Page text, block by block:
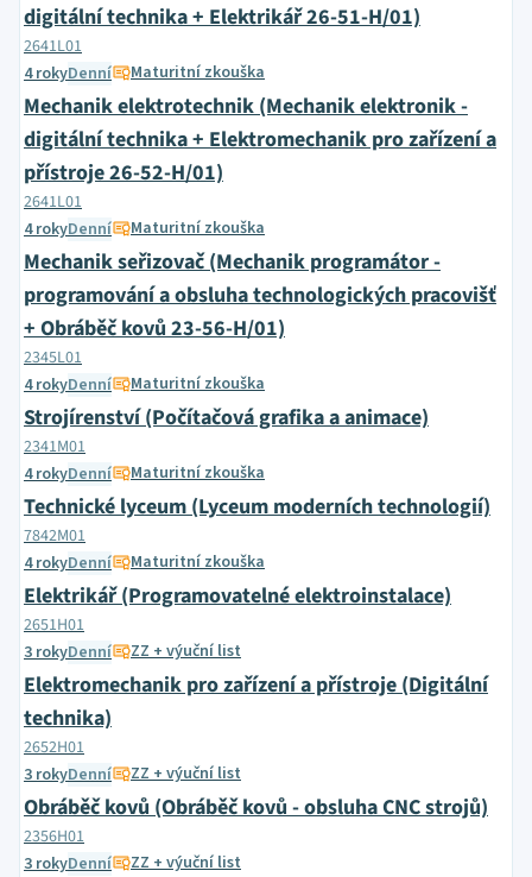
digitální technika + Elektrikář 26-51-H/01)
2641L01
4 rokyDenní Maturitní zkouška
Mechanik elektrotechnik (Mechanik elektronik -
digitální technika + Elektromechanik pro zařízení a
přístroje 26-52-H/01)
2641L01
4 rokyDenní Maturitní zkouška
Mechanik seřizovač (Mechanik programátor -
programování a obsluha technologických pracovišť
+ Obráběč kovů 23-56-H/01)
2345L01
4 rokyDenní Maturitní zkouška
Strojírenství (Počítačová grafika a animace)
2341M01
4 rokyDenní Maturitní zkouška
Technické lyceum (Lyceum moderních technologií)
7842M01
4 rokyDenní Maturitní zkouška
Elektrikář (Programovatelné elektroinstalace)
2651H01
3 rokyDenní ZZ + výuční list
Elektromechanik pro zařízení a přístroje (Digitální
technika)
2652H01
3 rokyDenní ZZ + výuční list
Obráběč kovů (Obráběč kovů - obsluha CNC strojů)
2356H01
3 rokyDenní ZZ + výuční list